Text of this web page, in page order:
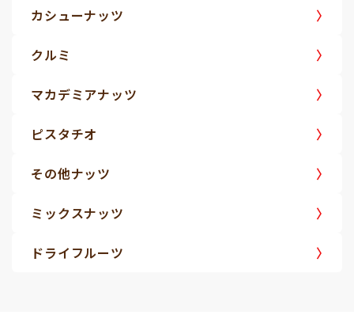
カシューナッツ
クルミ
マカデミアナッツ
ピスタチオ
その他ナッツ
ミックスナッツ
ドライフルーツ